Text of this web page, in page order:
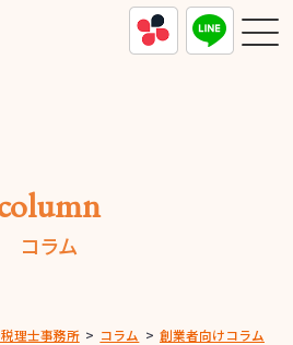
コラム
理士事務所 > コラム > 創業者向けコラム